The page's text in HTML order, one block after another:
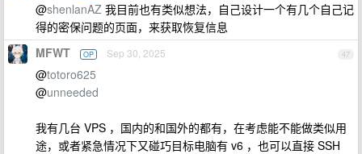
@shenlanAZ 我目前也有类似想法，自己设计一个有几个自己记
得的密保问题的页面，来获取恢复信息
47
MFWT OP Sep 30, 2025
@totoro625
@unneeded
我有几台 VPS ，国内的和国外的都有，在考虑能不能做类似用
途，或者紧急情况下又碰巧目标电脑有 v6 ，也可以直接 SSH